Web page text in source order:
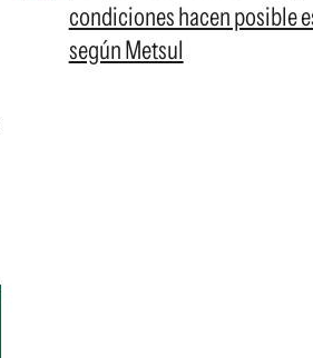
condiciones hacen posible
según Metsul